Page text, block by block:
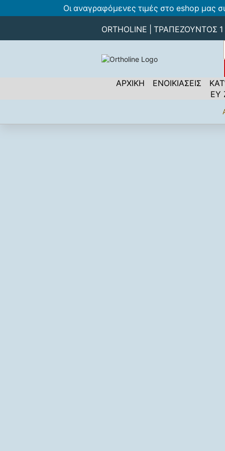
Οι αναγραφόμενες τιμές στο eshop μας
ORTHOLINE | ΤΡΑΠΕΖΟΥΝΤΟΣ 1
ΑΡΧΙΚΗ ΕΝΟΙΚΙΑΣΕΙΣ
ΕΥ